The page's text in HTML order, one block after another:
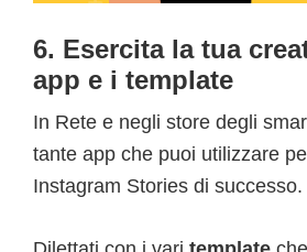
6. Esercita la tua
app e i template
In Rete e negli store degli
tante app che puoi utilizzare
Instagram Stories di successo.